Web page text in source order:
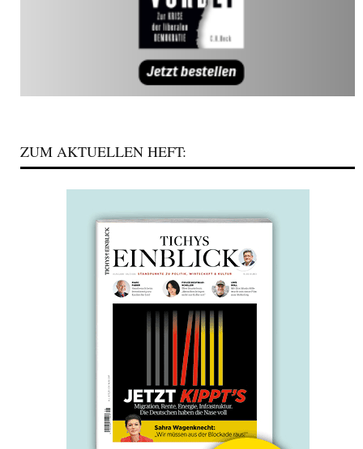
ZUM AKTUELLEN HEFT: